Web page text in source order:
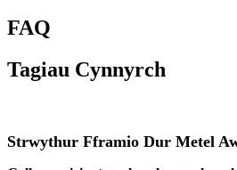
FAQ
Tagiau Cynnyrch
Strwythur Fframio Dur Metel